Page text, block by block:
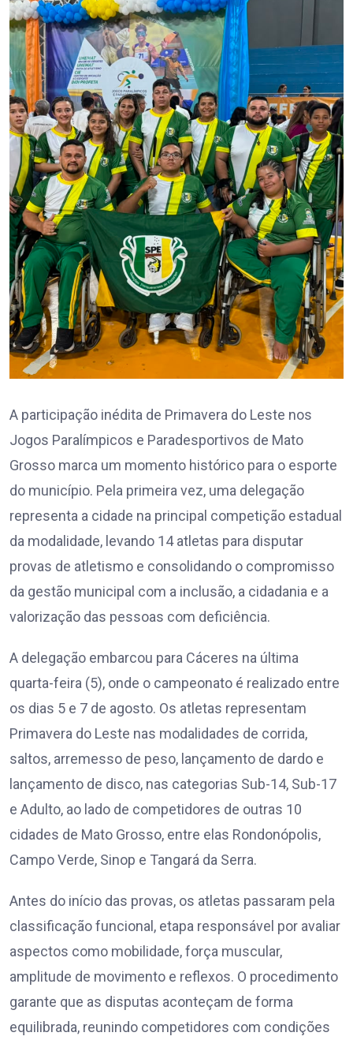
A participação inédita de Primavera do Leste nos
Jogos Paralímpicos e Paradesportivos de Mato
Grosso marca um momento histórico para o esporte
do município. Pela primeira vez, uma delegação
representa a cidade na principal competição estadual
da modalidade, levando 14 atletas para disputar
provas de atletismo e consolidando o compromisso
da gestão municipal com a inclusão, a cidadania e a
valorização das pessoas com deficiência.
A delegação embarcou para Cáceres na última
quarta-feira (5), onde o campeonato é realizado entre
os dias 5 e 7 de agosto. Os atletas representam
Primavera do Leste nas modalidades de corrida,
saltos, arremesso de peso, lançamento de dardo e
lançamento de disco, nas categorias Sub-14, Sub-17
e Adulto, ao lado de competidores de outras 10
cidades de Mato Grosso, entre elas Rondonópolis,
Campo Verde, Sinop e Tangará da Serra.
Antes do início das provas, os atletas passaram pela
classificação funcional, etapa responsável por avaliar
aspectos como mobilidade, força muscular,
amplitude de movimento e reflexos. O procedimento
garante que as disputas aconteçam de forma
equilibrada, reunindo competidores com condições